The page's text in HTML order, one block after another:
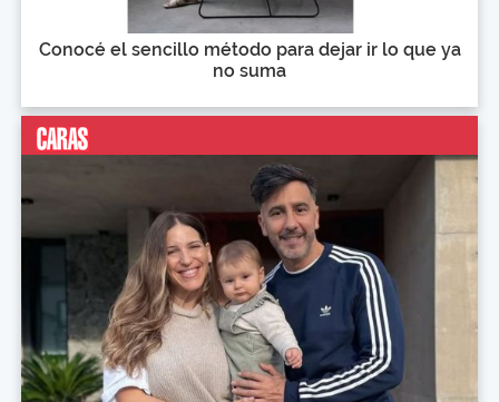
Conocé el sencillo método para dejar ir lo que ya
no suma